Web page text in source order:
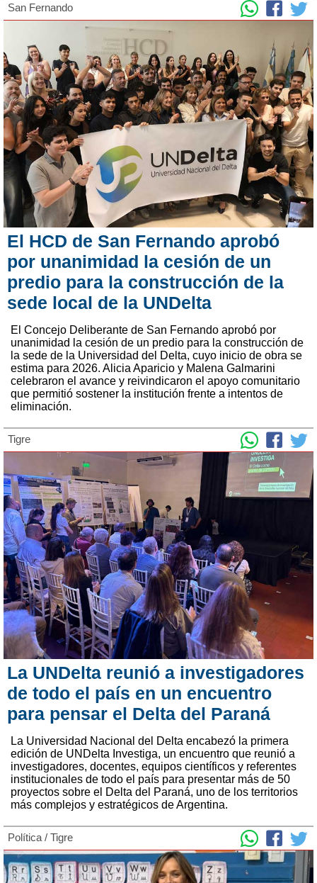
San Fernando
El HCD de San Fernando aprobó
por unanimidad la cesión de un
predio para la construcción de la
sede local de la UNDelta
El Concejo Deliberante de San Fernando aprobó por
unanimidad la cesión de un predio para la construcción de
la sede de la Universidad del Delta, cuyo inicio de obra se
estima para 2026. Alicia Aparicio y Malena Galmarini
celebraron el avance y reivindicaron el apoyo comunitario
que permitió sostener la institución frente a intentos de
eliminación.
Tigre
La UNDelta reunió a investigadores
de todo el país en un encuentro
para pensar el Delta del Paraná
La Universidad Nacional del Delta encabezó la primera
edición de UNDelta Investiga, un encuentro que reunió a
investigadores, docentes, equipos científicos y referentes
institucionales de todo el país para presentar más de 50
proyectos sobre el Delta del Paraná, uno de los territorios
más complejos y estratégicos de Argentina.
Política / Tigre